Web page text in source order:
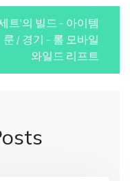
트’의 빌드 – 아이템
룬 / 경기 – 롤 모바일
와일드 리프트